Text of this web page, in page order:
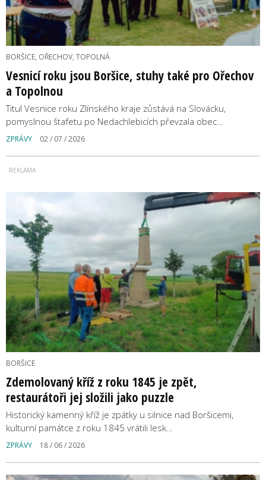
BORŠICE, OŘECHOV, TOPOLNÁ
Vesnicí roku jsou Boršice, stuhy také pro Ořechov
a Topolnou
Titul Vesnice roku Zlínského kraje zůstává na Slovácku,
pomyslnou štafetu po Nedachlebicích převzala obec…
ZPRÁVY 02 / 07 / 2026
BORŠICE
Zdemolovaný kříž z roku 1845 je zpět,
restaurátoři jej složili jako puzzle
Historický kamenný kříž je zpátky u silnice nad Boršicemi,
kulturní památce z roku 1845 vrátili lesk…
ZPRÁVY 18 / 06 / 2026